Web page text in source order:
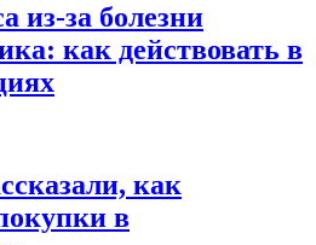
из-за болезни
как действовать в
как
в